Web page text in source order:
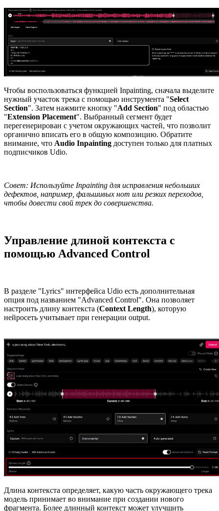
Чтобы воспользоваться функцией Inpainting, сначала выделите
нужный участок трека с помощью инструмента "Select
Section". Затем нажмите кнопку "Add Section" под областью
"Extension Placement". Выбранный сегмент будет
перегенерирован с учетом окружающих частей, что позволит
органично вписать его в общую композицию. Обратите
внимание, что Audio Inpainting доступен только для платных
подписчиков Udio.
Совет: Используйте Inpainting для исправления небольших
дефектов, например, фальшивых нот или резких переходов,
чтобы довести свой трек до совершенства.
Управление длиной контекста с
помощью Advanced Control
В разделе "Lyrics" интерфейса Udio есть дополнительная
опция под названием "Advanced Control". Она позволяет
настроить длину контекста (Context Length), которую
нейросеть учитывает при генерации output.
Длина контекста определяет, какую часть окружающего трека
модель принимает во внимание при создании нового
фрагмента. Более длинный контекст может улучшить